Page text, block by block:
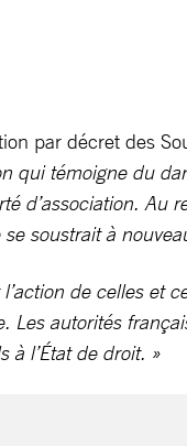
par décret des
qui témoigne du
d’association.
soustrait à
de celles
Les autorités
à l’État de droit. »